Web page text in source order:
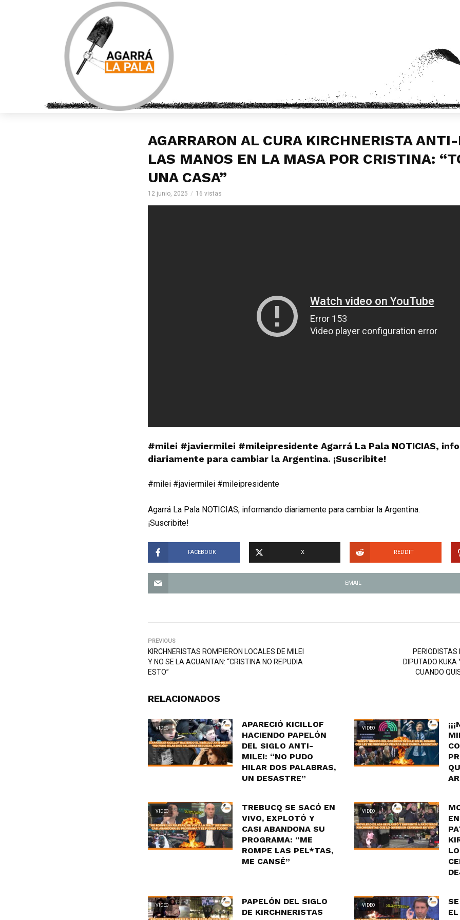
AGARRARON AL CURA KIRCHNERISTA
LAS MANOS EN LA MASA POR CRISTINA:
UNA CASA”
12 junio, 2025 16 vistas
#milei #javiermilei #mileipresidente Agarrá La Pala NOTICIAS,
diariamente para cambiar la Argentina. ¡Suscribite!
#milei #javiermilei #mileipresidente
Agarrá La Pala NOTICIAS, informando diariamente para cambiar la Argentina.
¡Suscribite!
FACEBOOK X REDDIT
EMAIL
PREVIOUS
KIRCHNERISTAS ROMPIERON LOCALES DE MILEI
Y NO SE LA AGUANTAN: “CRISTINA NO REPUDIA
ESTO”
DIPUTADO
CUANDO
RELACIONADOS
VIDEO
APARECIÓ KICILLOF
HACIENDO PAPELÓN
DEL SIGLO ANTI-
MILEI: “NO PUDO
HILAR DOS PALABRAS,
UN DESASTRE”
VIDEO
VIDEO
TREBUCQ SE SACÓ EN
VIVO, EXPLOTÓ Y
CASI ABANDONA SU
PROGRAMA: “ME
ROMPE LAS PEL*TAS,
ME CANSÉ”
VIDEO
VIDEO
PAPELÓN DEL SIGLO
DE KIRCHNERISTAS
VIDEO